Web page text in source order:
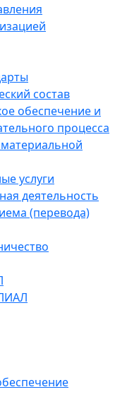
состав
обеспечение и
процесса
услуги
деятельность
(перевода)